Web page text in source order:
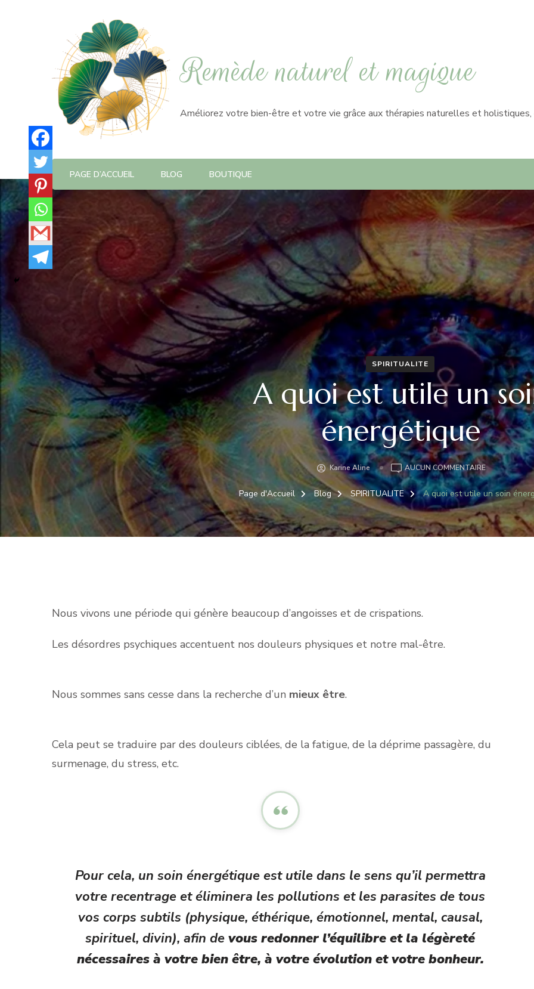
Remède naturel et magique
Améliorez votre bien-être et votre vie grâce aux thérapies naturelles et holistiques,
PAGE D’ACCUEIL BLOG BOUTIQUE
SPIRITUALITE
A quoi est utile un
énergétique
Karine Aline AUCUN COMMENTAIREA
QUOI
EST
UTILE
UN
SOIN
Page d'Accueil Blog SPIRITUALITE A quoi est utile un soin
Nous vivons une période qui génère beaucoup d’angoisses et de crispations.
Les désordres psychiques accentuent nos douleurs physiques et notre mal-être.
Nous sommes sans cesse dans la recherche d’un mieux être.
Cela peut se traduire par des douleurs ciblées, de la fatigue, de la déprime passagère, du
surmenage, du stress, etc.
Pour cela, un soin énergétique est utile dans le sens qu’il permettra
votre recentrage et éliminera les pollutions et les parasites de tous
vos corps subtils (physique, éthérique, émotionnel, mental, causal,
spirituel, divin), afin devous redonner l’équilibre et la légèreté
nécessaires à votre bien être, à votre évolution et votre bonheur.